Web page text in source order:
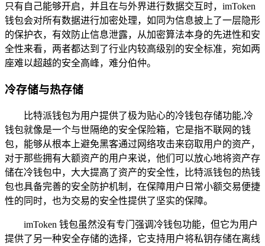
只有自己能够开启，并且在与外界进行数据交互时，imToken
钱包会对所有数据进行加密处理，如同为信息披上了一层隐形
的保护衣，有效防止信息泄露，从加密算法本身的先进性和安
全性来看，两者都达到了行业内较高级别的安全标准，宛如两
座难以超越的安全高峰，难分伯仲。
冷存储与热存储
比特派钱包为用户提供了极为贴心的冷钱包存储功能,冷
钱包就像是一个与世隔绝的安全保险箱，它是指不联网的钱
包，能够从根本上避免黑客通过网络攻击来窃取用户的资产，
对于那些拥有大额资产的用户来说，他们可以放心地将资产存
储在冷钱包中，大大提高了资产的安全性，比特派钱包的热钱
包也具备完善的安全防护机制，在保障用户日常小额交易便捷
性的同时，也为交易的安全性提供了坚实的保障。
imToken 钱包虽然没有专门强调冷钱包功能，但它为用户
提供了另一种安全存储的选择，它支持用户将私钥存储在离线